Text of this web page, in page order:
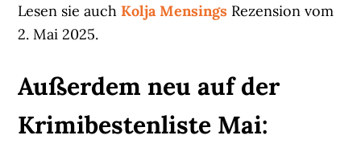
Lesen sie auch Kolja Mensings Rezension vom
2. Mai 2025.
Außerdem neu auf der
Krimibestenliste Mai: